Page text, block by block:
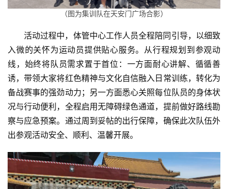
（图为集训队在天安门广场合影）
活动过程中，体管中心工作人员全程陪同引导，以细致
入微的关怀为运动员提供贴心服务。从行程规划到参观动
线，始终将队员需求置于首位：一方面耐心讲解、循循善
诱，带领大家将红色精神与文化自信融入日常训练，转化为
备战赛事的强劲动力；另一方面悉心关照每位队员的身体状
况与行动便利，全程启用无障碍绿色通道，提前做好路线勘
察与应急预案。通过周到妥帖的出行保障，确保此次队伍外
出参观活动安全、顺利、温馨开展。